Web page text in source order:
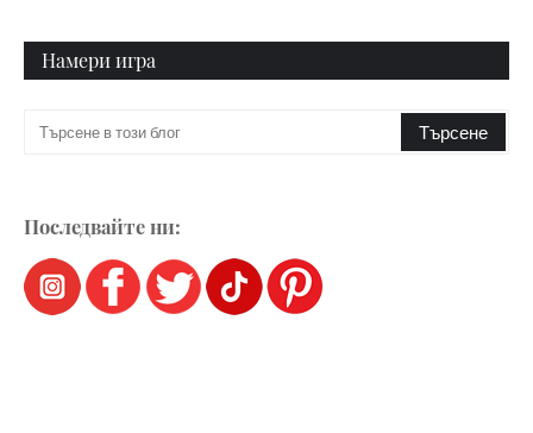
Намери игра
Последвайте ни: